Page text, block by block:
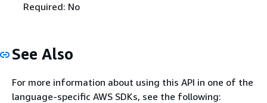
Required: No
See Also
For more information about using this API in one of the
language-specific AWS SDKs, see the following: